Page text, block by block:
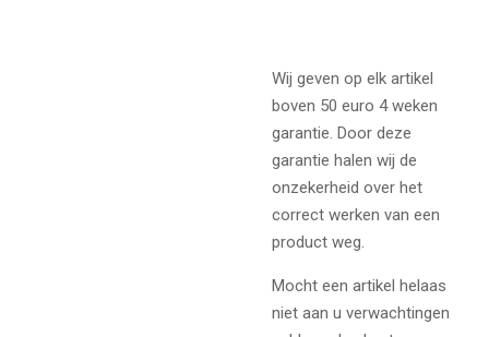
Wij geven op elk artikel
boven 50 euro 4 weken
garantie. Door deze
garantie halen wij de
onzekerheid over het
correct werken van een
product weg.
Mocht een artikel helaas
niet aan u verwachtingen